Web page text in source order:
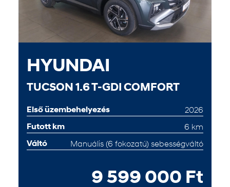
HYUNDAI
TUCSON 1.6 T-GDI COMFORT
Első üzembehelyezés
2026
Futott km
6 km
Váltó
Manuális (6 fokozatú) sebességváltó
9 599 000 Ft